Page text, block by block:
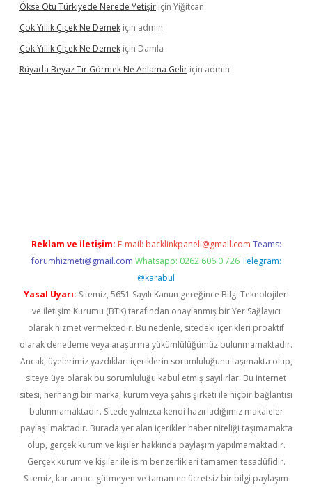
Ökse Otu Türkiyede Nerede Yetişir için Yiğitcan
Çok Yıllık Çiçek Ne Demek için admin
Çok Yıllık Çiçek Ne Demek için Damla
Rüyada Beyaz Tır Görmek Ne Anlama Gelir için admin
Reklam ve İletişim: E-mail: backlinkpaneli@gmail.com Teams:
forumhizmeti@gmail.com Whatsapp: 0262 606 0 726 Telegram:
@karabul
Yasal Uyarı: Sitemiz, 5651 Sayılı Kanun gereğince Bilgi Teknolojileri
ve İletişim Kurumu (BTK) tarafından onaylanmış bir Yer Sağlayıcı
olarak hizmet vermektedir. Bu nedenle, sitedeki içerikleri proaktif
olarak denetleme veya araştırma yükümlülüğümüz bulunmamaktadır.
Ancak, üyelerimiz yazdıkları içeriklerin sorumluluğunu taşımakta olup,
siteye üye olarak bu sorumluluğu kabul etmiş sayılırlar. Bu internet
sitesi, herhangi bir marka, kurum veya şahıs şirketi ile hiçbir bağlantısı
bulunmamaktadır. Sitede yalnızca kendi hazırladığımız makaleler
paylaşılmaktadır. Burada yer alan içerikler haber niteliği taşımamakta
olup, gerçek kurum ve kişiler hakkında paylaşım yapılmamaktadır.
Gerçek kurum ve kişiler ile isim benzerlikleri tamamen tesadüfidir.
Sitemiz, kar amacı gütmeyen ve tamamen ücretsiz bir bilgi paylaşım